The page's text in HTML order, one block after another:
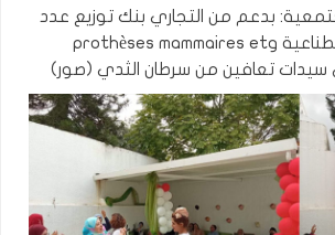
بدعم من التجاري بنك توزيع عدد
من الاثداء الاصطناعية وprothèses mammaires et